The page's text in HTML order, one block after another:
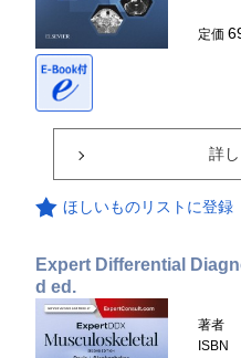
定価
詳
ほしいものリストに登録
Expert Differential
d ed.
著者
ISBN